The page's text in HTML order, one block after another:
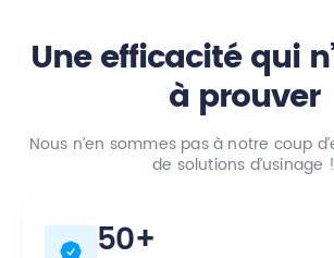
Une efficacité qui
à prouver
Nous n’en sommes pas à notre coup
de solutions d’usinage !
50+